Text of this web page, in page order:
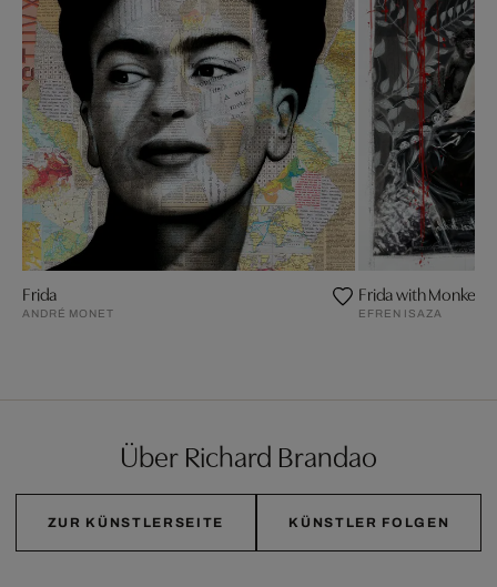
Frida
ANDRÉ MONET
Frida with Monkey
EFREN ISAZA
Über Richard Brandao
ZUR KÜNSTLERSEITE KÜNSTLER FOLGEN